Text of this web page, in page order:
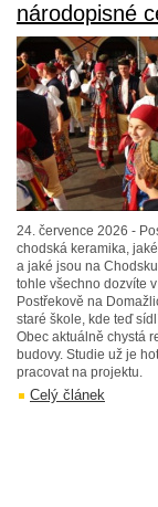
národopisné
24. července 2026 -
chodská keramika,
a jaké jsou na
tohle všechno dozvíte
Postřekově na
staré škole, kde teď
Obec aktuálně chystá
budovy. Studie už je
pracovat na projektu.
Celý článek